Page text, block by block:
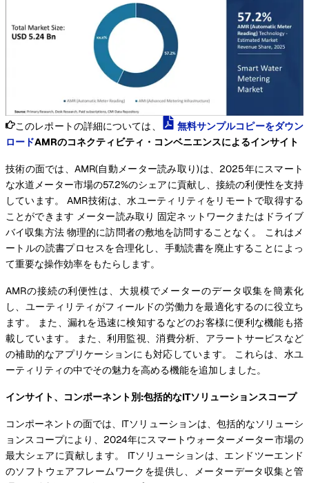
このレポートの詳細については、
無料サンプルコピーをダウン
ロードAMRのコネクティビティ・コンベニエンスによるインサイト
技術の面では、AMR(自動メーター読み取り)は、2025年にスマート
な水道メーター市場の57.2%のシェアに貢献し、接続の利便性を支持
しています。 AMR技術は、水ユーティリティをリモートで取得する
ことができます メーター読み取り 固定ネットワークまたはドライブ
バイ収集方法 物理的に訪問者の敷地を訪問することなく。 これはメ
ートルの読書プロセスを合理化し、手動読書を廃止することによっ
て重要な操作効率をもたらします。
AMRの接続の利便性は、大規模でメーターのデータ収集を簡素化
し、ユーティリティがフィールドの労働力を最適化するのに役立ち
ます。 また、漏れを迅速に検知するなどのお客様に便利な機能も搭
載しています。 また、利用監視、消費分析、アラートサービスなど
の補助的なアプリケーションにも対応しています。 これらは、水ユ
ーティリティの中でその魅力を高める機能を追加しました。
インサイト、コンポーネント別:包括的なITソリューションスコープ
コンポーネントの面では、ITソリューションは、包括的なソリューシ
ョンスコープにより、2024年にスマートウォーターメーター市場の
最大シェアに貢献します。 ITソリューションは、エンドツーエンド
のソフトウェアフレームワークを提供し、メーターデータ収集と管